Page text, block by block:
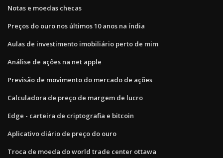
Notas e moedas checas
Preços do ouro nos últimos 10 anos na índia
Aulas de investimento imobiliário perto de mim
Análise de ações na net apple
Previsão de movimento do mercado de ações
Calculadora de preço de margem de lucro
Edge - carteira de criptografia e bitcoin
Aplicativo diário de preço do ouro
Troca de moeda do world trade center ottawa